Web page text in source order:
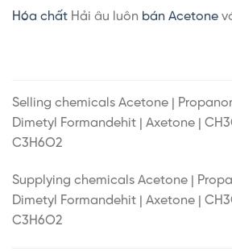
Hóa chất Hải âu luôn bán Acetone
Selling chemicals Acetone |
Dimetyl Formandehit | Axetone |
C3H6O2
Supplying chemicals Acetone |
Dimetyl Formandehit | Axetone |
C3H6O2